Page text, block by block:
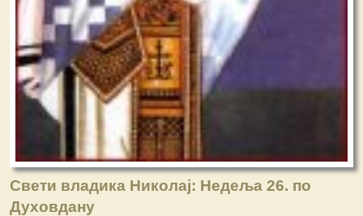
Свети владика Николај: Недеља 26. по
Духовдану